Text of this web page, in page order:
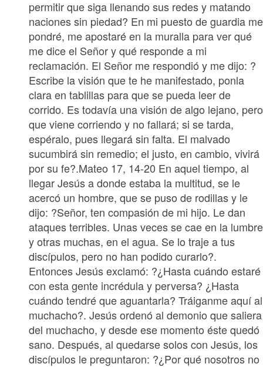
permitir que siga llenando sus redes y matando
naciones sin piedad? En mi puesto de guardia me
pondré, me apostaré en la muralla para ver qué
me dice el Señor y qué responde a mi
reclamación. El Señor me respondió y me dijo: ?
Escribe la visión que te he manifestado, ponla
clara en tablillas para que se pueda leer de
corrido. Es todavía una visión de algo lejano, pero
que viene corriendo y no fallará; si se tarda,
espéralo, pues llegará sin falta. El malvado
sucumbirá sin remedio; el justo, en cambio, vivirá
por su fe?.Mateo 17, 14-20 En aquel tiempo, al
llegar Jesús a donde estaba la multitud, se le
acercó un hombre, que se puso de rodillas y le
dijo: ?Señor, ten compasión de mi hijo. Le dan
ataques terribles. Unas veces se cae en la lumbre
y otras muchas, en el agua. Se lo traje a tus
discípulos, pero no han podido curarlo?.
Entonces Jesús exclamó: ?¿Hasta cuándo estaré
con esta gente incrédula y perversa? ¿Hasta
cuándo tendré que aguantarla? Tráiganme aquí al
muchacho?. Jesús ordenó al demonio que saliera
del muchacho, y desde ese momento éste quedó
sano. Después, al quedarse solos con Jesús, los
discípulos le preguntaron: ?¿Por qué nosotros no